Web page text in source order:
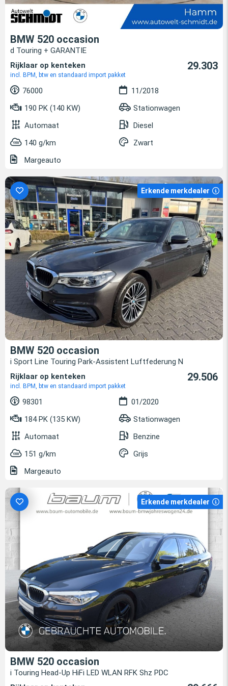
BMW 520 occasion
d Touring + GARANTIE
Rijklaar op kenteken
incl. BPM, btw en standaard import pakket
29.303
76000
11/2018
190 PK (140 KW)
Stationwagen
Automaat
Diesel
140 g/km
Zwart
Margeauto
Erkende merkdealer
BMW 520 occasion
i Sport Line Touring Park-Assistent Luftfederung N
Rijklaar op kenteken
incl. BPM, btw en standaard import pakket
29.506
98301
01/2020
184 PK (135 KW)
Stationwagen
Automaat
Benzine
151 g/km
Grijs
Margeauto
Erkende merkdealer
BMW 520 occasion
i Touring Head-Up HiFi LED WLAN RFK Shz PDC